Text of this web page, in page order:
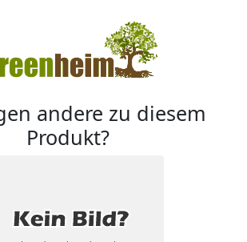
andere zu diesem
Produkt?